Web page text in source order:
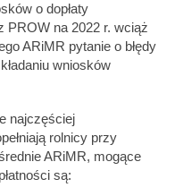
o dopłaty
PROW na 2022 r. wciąż
ARiMR pytanie o błędy
wniosków
najczęściej
rolnicy przy
ARiMR, mogące
są: